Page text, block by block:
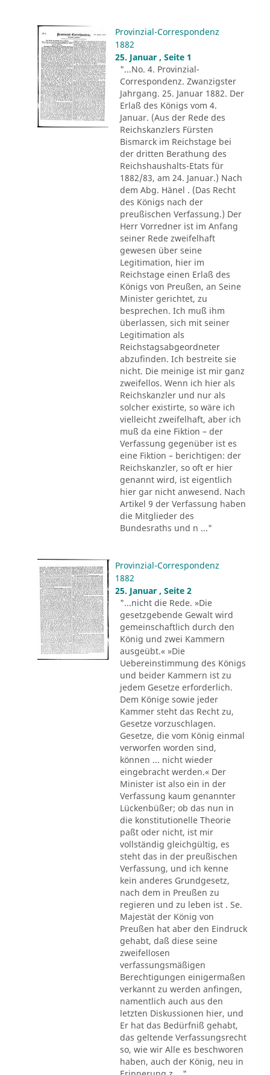
Provinzial-Correspondenz
1882
25. Januar , Seite 1
"...No. 4. Provinzial-
Correspondenz. Zwanzigster
Jahrgang. 25. Januar 1882. Der
Erlaß des Königs vom 4.
Januar. (Aus der Rede des
Reichskanzlers Fürsten
Bismarck im Reichstage bei
der dritten Berathung des
Reichshaushalts-Etats für
1882/83, am 24. Januar.) Nach
dem Abg. Hänel . (Das Recht
des Königs nach der
preußischen Verfassung.) Der
Herr Vorredner ist im Anfang
seiner Rede zweifelhaft
gewesen über seine
Legitimation, hier im
Reichstage einen Erlaß des
Königs von Preußen, an Seine
Minister gerichtet, zu
besprechen. Ich muß ihm
überlassen, sich mit seiner
Legitimation als
Reichstagsabgeordneter
abzufinden. Ich bestreite sie
nicht. Die meinige ist mir ganz
zweifellos. Wenn ich hier als
Reichskanzler und nur als
solcher existirte, so wäre ich
vielleicht zweifelhaft, aber ich
muß da eine Fiktion – der
Verfassung gegenüber ist es
eine Fiktion – berichtigen: der
Reichskanzler, so oft er hier
genannt wird, ist eigentlich
hier gar nicht anwesend. Nach
Artikel 9 der Verfassung haben
die Mitglieder des
Bundesraths und n ..."
Provinzial-Correspondenz
1882
25. Januar , Seite 2
"...nicht die Rede. »Die
gesetzgebende Gewalt wird
gemeinschaftlich durch den
König und zwei Kammern
ausgeübt.« »Die
Uebereinstimmung des Königs
und beider Kammern ist zu
jedem Gesetze erforderlich.
Dem Könige sowie jeder
Kammer steht das Recht zu,
Gesetze vorzuschlagen.
Gesetze, die vom König einmal
verworfen worden sind,
können ... nicht wieder
eingebracht werden.« Der
Minister ist also ein in der
Verfassung kaum genannter
Lückenbüßer; ob das nun in
die konstitutionelle Theorie
paßt oder nicht, ist mir
vollständig gleichgültig, es
steht das in der preußischen
Verfassung, und ich kenne
kein anderes Grundgesetz,
nach dem in Preußen zu
regieren und zu leben ist . Se.
Majestät der König von
Preußen hat aber den Eindruck
gehabt, daß diese seine
zweifellosen
verfassungsmäßigen
Berechtigungen einigermaßen
verkannt zu werden anfingen,
namentlich auch aus den
letzten Diskussionen hier, und
Er hat das Bedürfniß gehabt,
das geltende Verfassungsrecht
so, wie wir Alle es beschworen
haben, auch der König, neu in